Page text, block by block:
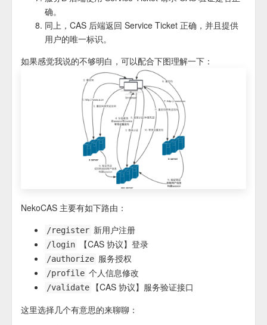
确。
同上，CAS 后端返回 Service Ticket 正确，并且提供
用户的唯一标识。
如果感觉我说的不够明白，可以配合下图理解一下：
NekoCAS 主要有如下路由：
/register 新用户注册
/login 【CAS 协议】登录
/authorize 服务授权
/profile 个人信息修改
/validate
【CAS 协议】服务验证接口
这里选择几个有意思的来聊聊：